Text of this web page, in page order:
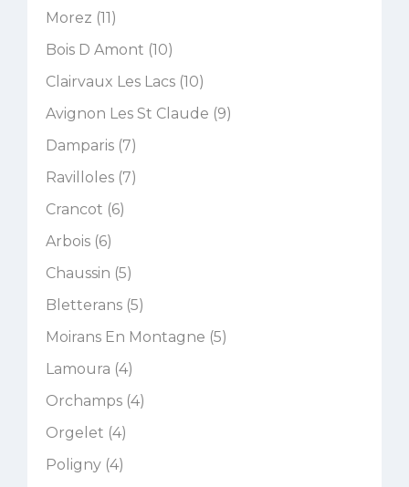
Morez (11)
Bois D Amont (10)
Clairvaux Les Lacs (10)
Avignon Les St Claude (9)
Damparis (7)
Ravilloles (7)
Crancot (6)
Arbois (6)
Chaussin (5)
Bletterans (5)
Moirans En Montagne (5)
Lamoura (4)
Orchamps (4)
Orgelet (4)
Poligny (4)